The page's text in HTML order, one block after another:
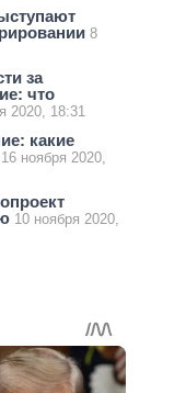
8
за
что
2020, 18:31
какие
16 ноября 2020,
10 ноября 2020,